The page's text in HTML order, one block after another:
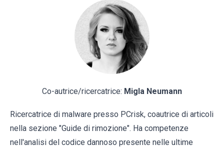
Co-autrice/ricercatrice: Migla Neumann
Ricercatrice di malware presso PCrisk, coautrice di articoli
nella sezione "Guide di rimozione". Ha competenze
nell'analisi del codice dannoso presente nelle ultime